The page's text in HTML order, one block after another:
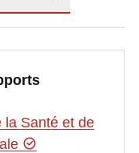
la Santé et de